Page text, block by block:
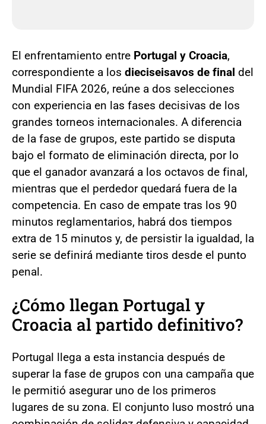
El enfrentamiento entre Portugal y Croacia,
correspondiente a los dieciseisavos de final del
Mundial FIFA 2026, reúne a dos selecciones
con experiencia en las fases decisivas de los
grandes torneos internacionales. A diferencia
de la fase de grupos, este partido se disputa
bajo el formato de eliminación directa, por lo
que el ganador avanzará a los octavos de final,
mientras que el perdedor quedará fuera de la
competencia. En caso de empate tras los 90
minutos reglamentarios, habrá dos tiempos
extra de 15 minutos y, de persistir la igualdad, la
serie se definirá mediante tiros desde el punto
penal.
¿Cómo llegan Portugal y
Croacia al partido definitivo?
Portugal llega a esta instancia después de
superar la fase de grupos con una campaña que
le permitió asegurar uno de los primeros
lugares de su zona. El conjunto luso mostró una